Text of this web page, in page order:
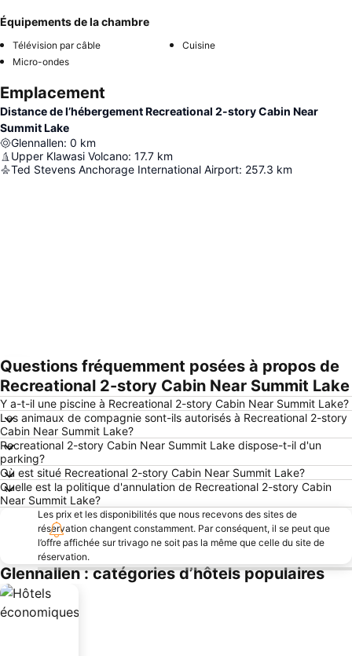
Équipements de la chambre
Télévision par câble
Cuisine
Micro-ondes
Emplacement
Distance de l’hébergement Recreational 2-story Cabin Near
Summit Lake
Glennallen: 0 km
Upper Klawasi Volcano: 17.7 km
Ted Stevens Anchorage International Airport: 257.3 km
Agrandir la carte
Questions fréquemment posées à propos de
Recreational 2-story Cabin Near Summit Lake
Y a-t-il une piscine à Recreational 2-story Cabin Near Summit Lake?
Les animaux de compagnie sont-ils autorisés à Recreational 2-story
Cabin Near Summit Lake?
Recreational 2-story Cabin Near Summit Lake dispose-t-il d'un
parking?
Où est situé Recreational 2-story Cabin Near Summit Lake?
Quelle est la politique d'annulation de Recreational 2-story Cabin
Near Summit Lake?
Les prix et les disponibilités que nous recevons des sites de
réservation changent constamment. Par conséquent, il se peut que
l’offre affichée sur trivago ne soit pas la même que celle du site de
réservation.
Glennallen : catégories d’hôtels populaires